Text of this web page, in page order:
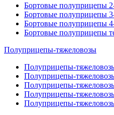
Бортовые полуприцепы
Бортовые полуприцепы
Бортовые полуприцепы
Бортовые полуприцепы
Полуприцепы-тяжеловозы
Полуприцепы-
Полуприцепы-
Полуприцепы-
Полуприцепы-
Полуприцепы-